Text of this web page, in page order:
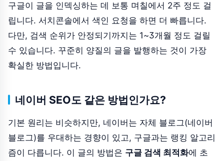
구글이 글을 인덱싱하는 데 보통 며칠에서 2주 정도 걸
립니다. 서치콘솔에서 색인 요청을 하면 더 빠릅니다.
다만, 검색 순위가 안정되기까지는 1~3개월 정도 걸릴
수 있습니다. 꾸준히 양질의 글을 발행하는 것이 가장
확실한 방법입니다.
네이버 SEO도 같은 방법인가요?
기본 원리는 비슷하지만, 네이버는 자체 블로그(네이버
블로그)를 우대하는 경향이 있고, 구글과는 랭킹 알고리
즘이 다릅니다. 이 글의 방법은 구글 검색 최적화에 초